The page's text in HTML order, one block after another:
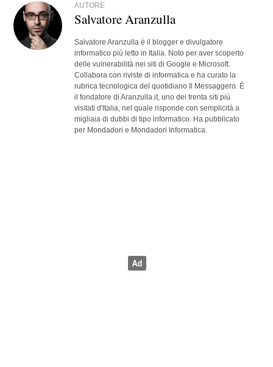
AUTORE
Salvatore Aranzulla
Salvatore Aranzulla è il blogger e divulgatore
informatico più letto in Italia. Noto per aver scoperto
delle vulnerabilità nei siti di Google e Microsoft.
Collabora con riviste di informatica e ha curato la
rubrica tecnologica del quotidiano Il Messaggero. È
il fondatore di Aranzulla.it, uno dei trenta siti più
visitati d'Italia, nel quale risponde con semplicità a
migliaia di dubbi di tipo informatico. Ha pubblicato
per Mondadori e Mondadori Informatica.